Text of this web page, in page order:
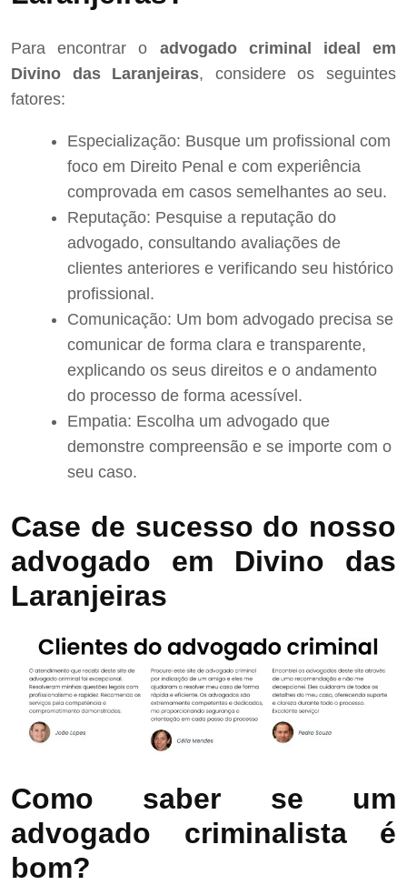
Para encontrar o advogado criminal ideal em
Divino das Laranjeiras, considere os seguintes
fatores:
Especialização: Busque um profissional com
foco em Direito Penal e com experiência
comprovada em casos semelhantes ao seu.
Reputação: Pesquise a reputação do
advogado, consultando avaliações de
clientes anteriores e verificando seu histórico
profissional.
Comunicação: Um bom advogado precisa se
comunicar de forma clara e transparente,
explicando os seus direitos e o andamento
do processo de forma acessível.
Empatia: Escolha um advogado que
demonstre compreensão e se importe com o
seu caso.
Case de sucesso do nosso
advogado em Divino das
Laranjeiras
Como saber se um
advogado criminalista é
bom?